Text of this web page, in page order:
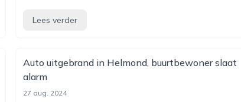
Lees verder
Auto uitgebrand in Helmond, buurtbewoner slaat
alarm
27 aug. 2024